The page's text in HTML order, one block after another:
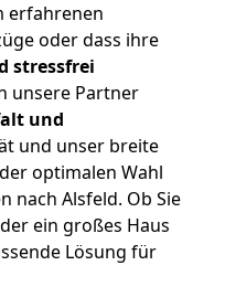
erfahrenen
oder dass ihre
stressfrei
unsere Partner
und
und unser breite
optimalen Wahl
nach Alsfeld. Ob Sie
ein großes Haus
Lösung für